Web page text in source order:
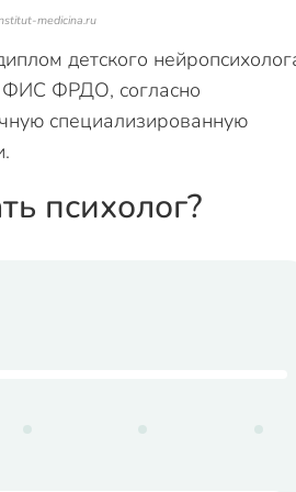
medicina.ru
детского
ФИС ФРДО, согласно
специализированную
психолог?